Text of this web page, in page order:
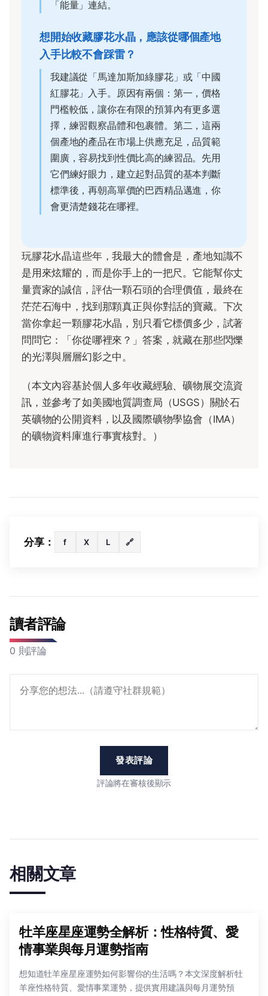
「能量」連結。
想開始收藏膠花水晶，應該從哪個產地
入手比較不會踩雷？
我建議從「馬達加斯加綠膠花」或「中國
紅膠花」入手。原因有兩個：第一，價格
門檻較低，讓你在有限的預算內有更多選
擇，練習觀察晶體和包裹體。第二，這兩
個產地的產品在市場上供應充足，品質範
圍廣，容易找到性價比高的練習品。先用
它們練好眼力，建立起對品質的基本判斷
標準後，再朝高單價的巴西精品邁進，你
會更清楚錢花在哪裡。
玩膠花水晶這些年，我最大的體會是，產地知識不
是用來炫耀的，而是你手上的一把尺。它能幫你丈
量賣家的誠信，評估一顆石頭的合理價值，最終在
茫茫石海中，找到那顆真正與你對話的寶藏。下次
當你拿起一顆膠花水晶，別只看它標價多少，試著
問問它：「你從哪裡來？」答案，就藏在那些閃爍
的光澤與層層幻影之中。
（本文內容基於個人多年收藏經驗、礦物展交流資
訊，並參考了如美國地質調查局（USGS）關於石
英礦物的公開資料，以及國際礦物學協會（IMA）
的礦物資料庫進行事實核對。）
分享： f X L 🔗
讀者評論
0 則評論
發表評論
評論將在審核後顯示
相關文章
牡羊座星座運勢全解析：性格特質、愛
情事業與每月運勢指南
想知道牡羊座星座運勢如何影響你的生活嗎？本文深度解析牡
羊座性格特質、愛情事業運勢，提供實用建議與每月運勢預